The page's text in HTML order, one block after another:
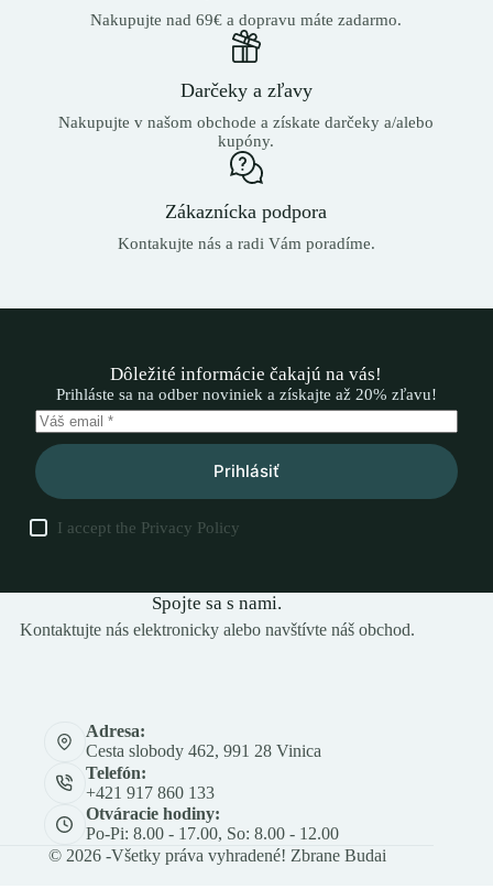
Nakupujte nad 69€ a dopravu máte zadarmo.
Darčeky a zľavy
Nakupujte v našom obchode a získate darčeky a/alebo
kupóny.
Zákaznícka podpora
Kontakujte nás a radi Vám poradíme.
Dôležité informácie čakajú na vás!
Prihláste sa na odber noviniek a získajte až 20% zľavu!
Prihlásiť
I accept the Privacy Policy
Spojte sa s nami.
Kontaktujte nás elektronicky alebo navštívte náš obchod.
Adresa:
Cesta slobody 462, 991 28 Vinica
Telefón:
+421 917 860 133
Otváracie hodiny:
Po-Pi: 8.00 - 17.00, So: 8.00 - 12.00
© 2026 -Všetky práva vyhradené! Zbrane Budai